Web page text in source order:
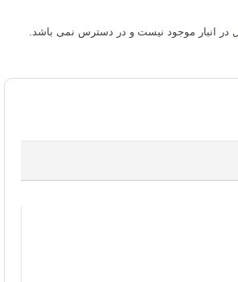
در انبار موجود نیست و در دسترس نمی باشد.